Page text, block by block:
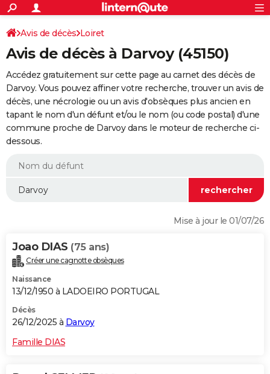
ACTUALITÉS
Politique
Société
Faits Divers
Education
Monde
Villes
+
SPORT
Coupe du monde 2026
Football
Tennis
Cyclisme
Rugby
Forum
Programme TV
TNT
Streaming
Cinéma
Sorties cinéma
Musique
+
FINANCE
Retraite
Epargne
Immobilier
Risques naturels par ville
Assurance
AUTO
Essais
Réserver un essai
Citadines
Berlines
SUV
Forum auto
+
HIGH-TECH
BRICOLAGE
WEEK-END
Alimentation
Guide de la santé
Maladies
Médicaments
Sommeil
VOYAGE
Destinations
City break
Voyage nature
Voyage de noces
Forum
Climat
+PHOTO
GUIDES D'ACHAT
Avis de décès Loiret
Avis de décès à Darvoy (45150)
Accédez gratuitement sur cette page au carnet des décès de
Darvoy. Vous pouvez affiner votre recherche, trouver un avis de
décès, une nécrologie ou un avis d'obsèques plus ancien en
tapant le nom d'un défunt et/ou le nom (ou code postal) d'une
commune proche de Darvoy dans le moteur de recherche ci-
dessous.
Mise à jour le 01/07/26
Joao DIAS (75 ans)
Créer une cagnotte obsèques
Naissance
13/12/1950 à LADOEIRO PORTUGAL
Décès
26/12/2025 à Darvoy
Famille DIAS